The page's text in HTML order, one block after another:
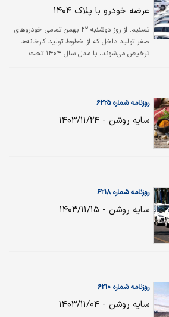
عرضه خودرو با پلاک ۱۴۰۴
تسنیم: از روز دوشنبه ۲۲ بهمن تمامی خودروهای
صفر تولید داخل که از خطوط تولید کارخانه‌‌ها
ترخیص می‌‌شوند، با مدل سال ۱۴۰۴ تحت
روزنامه شماره ۶۲۲۵
سایه روشن - ۱۴۰۳/۱۱/۲۴
روزنامه شماره ۶۲۱۸
سایه روشن - ۱۴۰۳/۱۱/۱۵
روزنامه شماره ۶۲۱۰
سایه روشن - ۱۴۰۳/۱۱/۰۴